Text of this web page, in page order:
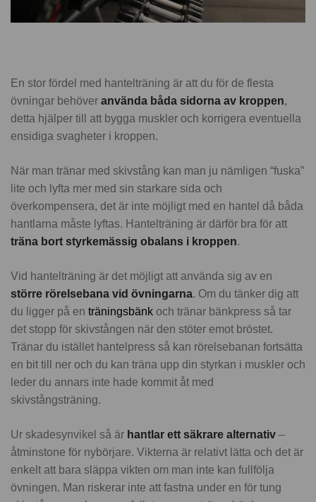
En stor fördel med hantelträning är att du för de flesta
övningar behöver använda båda sidorna av kroppen,
detta hjälper till att bygga muskler och korrigera eventuella
ensidiga svagheter i kroppen.
När man tränar med skivstång kan man ju nämligen “fuska”
lite och lyfta mer med sin starkare sida och
överkompensera, det är inte möjligt med en hantel då båda
hantlarna måste lyftas. Hantelträning är därför bra för att
träna bort styrkemässig obalans i kroppen.
Vid hantelträning är det möjligt att använda sig av en
större rörelsebana vid övningarna. Om du tänker dig att
du ligger på en träningsbänk och tränar bänkpress så tar
det stopp för skivstången när den stöter emot bröstet.
Tränar du istället hantelpress så kan rörelsebanan fortsätta
en bit till ner och du kan träna upp din styrkan i muskler och
leder du annars inte hade kommit åt med
skivstångsträning.
Ur skadesynvikel så är hantlar ett säkrare alternativ –
åtminstone för nybörjare. Vikterna är relativt lätta och det är
enkelt att bara släppa vikten om man inte kan fullfölja
övningen. Man riskerar inte att fastna under en för tung